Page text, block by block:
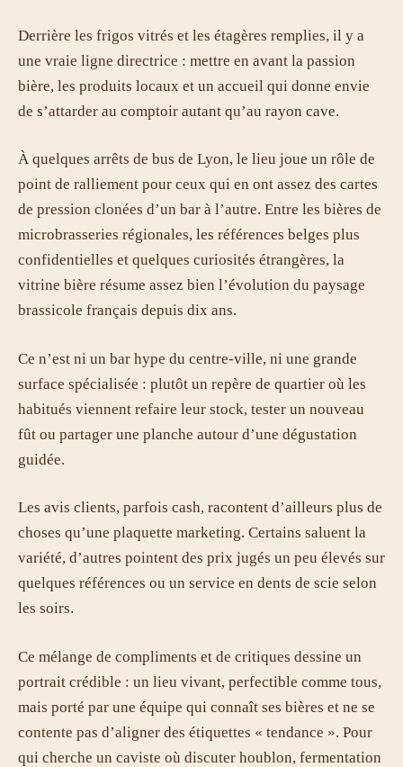
Derrière les frigos vitrés et les étagères remplies, il y a
une vraie ligne directrice : mettre en avant la passion
bière, les produits locaux et un accueil qui donne envie
de s’attarder au comptoir autant qu’au rayon cave.
À quelques arrêts de bus de Lyon, le lieu joue un rôle de
point de ralliement pour ceux qui en ont assez des cartes
de pression clonées d’un bar à l’autre. Entre les bières de
microbrasseries régionales, les références belges plus
confidentielles et quelques curiosités étrangères, la
vitrine bière résume assez bien l’évolution du paysage
brassicole français depuis dix ans.
Ce n’est ni un bar hype du centre-ville, ni une grande
surface spécialisée : plutôt un repère de quartier où les
habitués viennent refaire leur stock, tester un nouveau
fût ou partager une planche autour d’une dégustation
guidée.
Les avis clients, parfois cash, racontent d’ailleurs plus de
choses qu’une plaquette marketing. Certains saluent la
variété, d’autres pointent des prix jugés un peu élevés sur
quelques références ou un service en dents de scie selon
les soirs.
Ce mélange de compliments et de critiques dessine un
portrait crédible : un lieu vivant, perfectible comme tous,
mais porté par une équipe qui connaît ses bières et ne se
contente pas d’aligner des étiquettes « tendance ». Pour
qui cherche un caviste où discuter houblon, fermentation